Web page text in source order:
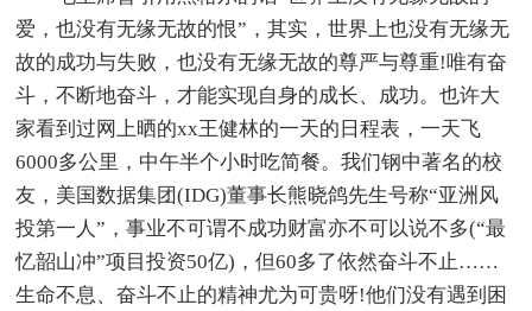
爱，也没有无缘无故的恨”，其实，世界上也没有无缘无
故的成功与失败，也没有无缘无故的尊严与尊重!唯有奋
斗，不断地奋斗，才能实现自身的成长、成功。也许大
家看到过网上晒的xx王健林的一天的日程表，一天飞
6000多公里，中午半个小时吃简餐。我们钢中著名的校
友，美国数据集团(IDG)董事长熊晓鸽先生号称“亚洲风
投第一人”，事业不可谓不成功财富亦不可以说不多(“最
忆韶山冲”项目投资50亿)，但60多了依然奋斗不止……
生命不息、奋斗不止的精神尤为可贵呀!他们没有遇到困